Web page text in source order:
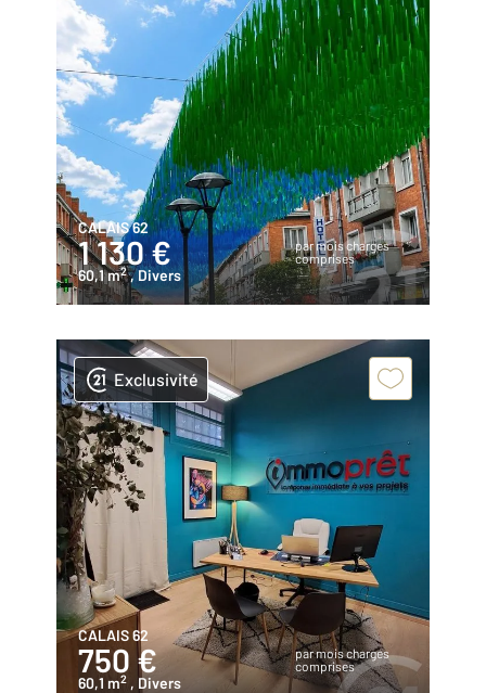
CALAIS 62
1 130 €
par mois charges
comprises
60,1 m2 , Divers
Exclusivité
CALAIS 62
750 €
par mois charges
comprises
60,1 m2 , Divers